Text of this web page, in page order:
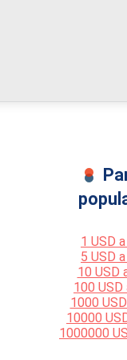
1 USD
5 USD
10 USD
100 USD
1000
10000
1000000